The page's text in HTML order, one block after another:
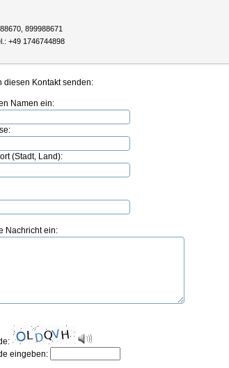
899988671
+49 1746744898
diesen Kontakt senden:
Namen ein:
(Stadt, Land):
Nachricht ein:
eingeben: